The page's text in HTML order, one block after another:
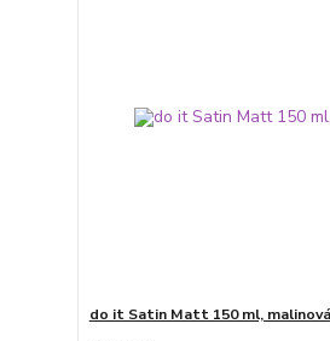
do it Satin Matt 150 ml, malinová